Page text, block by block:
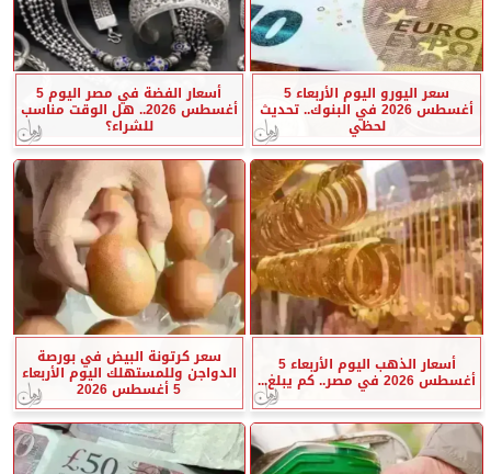
سعر اليورو اليوم الأربعاء 5
أغسطس 2026 في البنوك.. تحديث
لحظي
أسعار الفضة في مصر اليوم 5
أغسطس 2026.. هل الوقت مناسب
للشراء؟
أسعار الذهب اليوم الأربعاء 5
أغسطس 2026 في مصر.. كم يبلغ...
سعر كرتونة البيض في بورصة
الدواجن وللمستهلك اليوم الأربعاء
5 أغسطس 2026